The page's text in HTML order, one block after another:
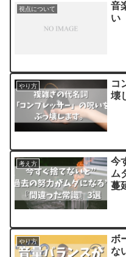
視点について
音
い
やり方
コ
壊
考え方
今
ム
蔓
やり方
ボ
な